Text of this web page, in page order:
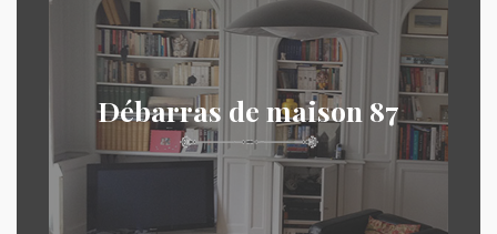
Débarras de maison 87